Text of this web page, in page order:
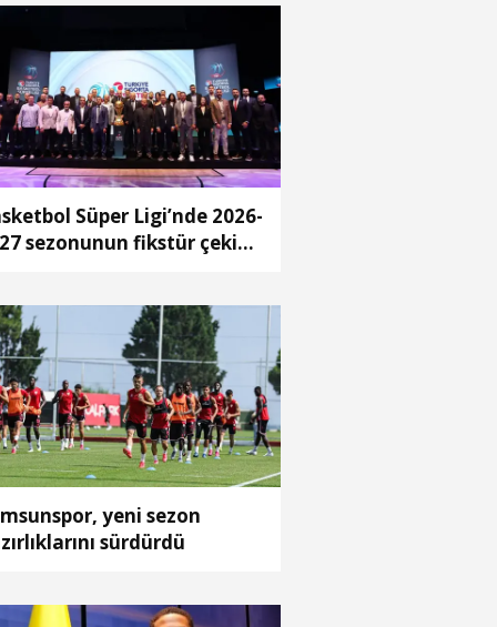
Süper Ligi’nde 2026-
sezonunun fikstür çekimi
yeni sezon
sürdürdü